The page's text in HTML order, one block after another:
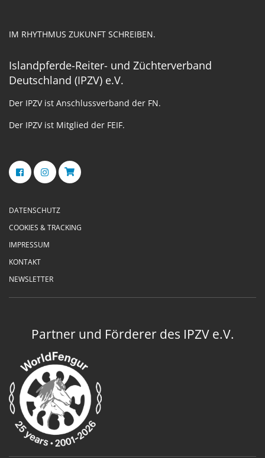
IM RHYTHMUS ZUKUNFT SCHREIBEN.
Islandpferde-Reiter- und Züchterverband
Deutschland (IPZV) e.V.
Der IPZV ist Anschlussverband der FN.
Der IPZV ist Mitglied der FEIF.
DATENSCHUTZ
COOKIES & TRACKING
IMPRESSUM
KONTAKT
NEWSLETTER
Partner und Förderer des IPZV e.V.